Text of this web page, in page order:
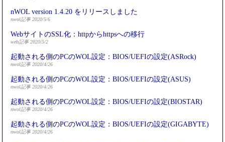
nWOL version 1.4.20 をリリースしました
nwol記事 2020/5/6
WebサイトのSSL化：httpからhttpsへの移行
web記事 2020/5/2
起動される側のPCのWOL設定：BIOS/UEFIの設定(ASRock)
nwol記事 2020/4/26
起動される側のPCのWOL設定：BIOS/UEFIの設定(ASUS)
nwol記事 2020/4/26
起動される側のPCのWOL設定：BIOS/UEFIの設定(BIOSTAR)
nwol記事 2020/4/26
起動される側のPCのWOL設定：BIOS/UEFIの設定(GIGABYTE)
nwol記事 2020/4/26